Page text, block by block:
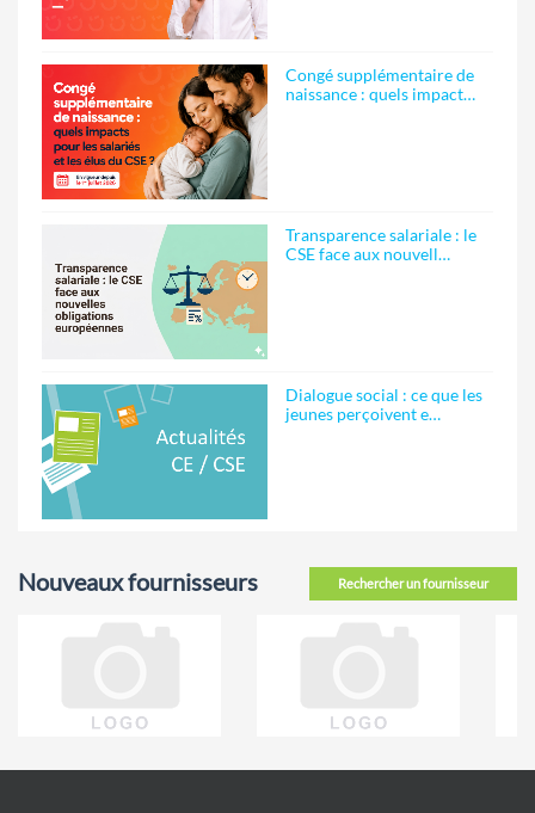
Congé supplémentaire de
naissance : quels impact…
Transparence salariale : le
CSE face aux nouvell…
Dialogue social : ce que les
jeunes perçoivent e…
Rechercher un fournisseur
Nouveaux fournisseurs